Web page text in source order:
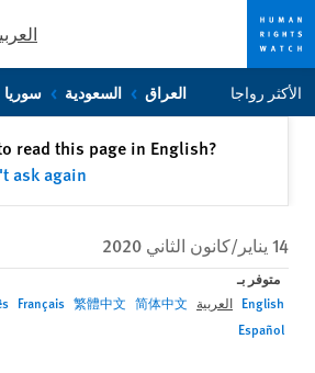
Skip
to
Skip
to
الأكثر رواجا العراق السعودية سوريا
read this page in English?
ask again
14 يناير/كانون الثاني 2020
متوفر بـ
English العربية 简体中文
繁體中文
Français
Español